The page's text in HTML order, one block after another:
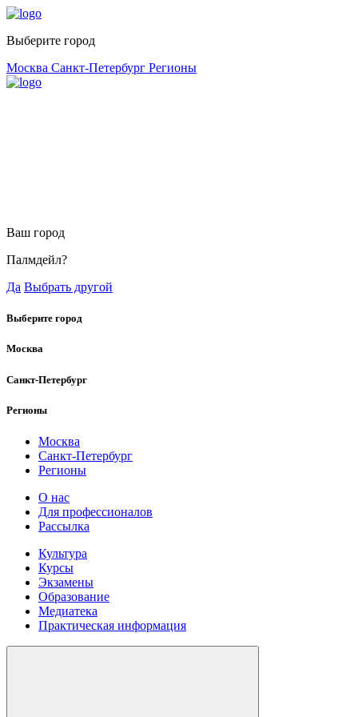
Выберите город
Москва Санкт-Петербург Регионы
Ваш город
Палмдейл?
Да Выбрать другой
Выберите город
Москва
Санкт-Петербург
Регионы
Москва
Санкт-Петербург
Регионы
О нас
Для профессионалов
Рассылка
Культура
Курсы
Экзамены
Образование
Медиатека
Практическая информация